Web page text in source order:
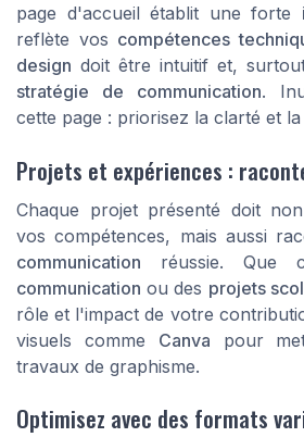
page d'accueil établit une forte
reflète vos compétences
design doit être intuitif et,
stratégie de communication.
cette page : priorisez la clarté et
Projets et expériences :
Chaque projet présenté doit
vos compétences, mais aussi
communication réussie. Que
communication ou des projets
rôle et l'impact de votre
visuels comme Canva pour
travaux de graphisme.
Optimisez avec des formats